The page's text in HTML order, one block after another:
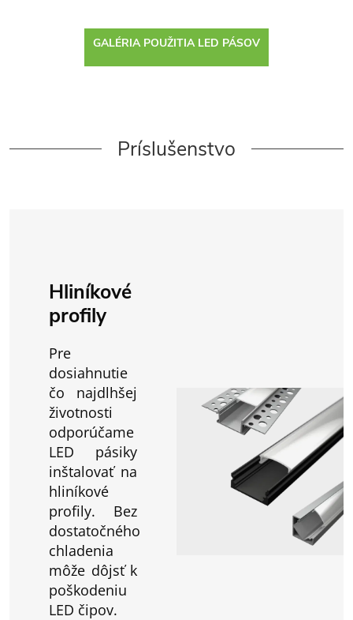
GALÉRIA POUŽITIA LED PÁSOV
Príslušenstvo
Hliníkové
profily
Pre
dosiahnutie
čo najdlhšej
životnosti
odporúčame
LED pásiky
inštalovať na
hliníkové
profily. Bez
dostatočného
chladenia
môže dôjsť k
poškodeniu
LED čipov.